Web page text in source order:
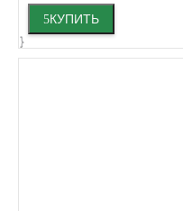
КУПИТЬ